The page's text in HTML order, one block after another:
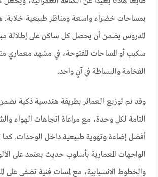
بمساحات خضراء واسعة ومناظر طبيعية خلابة.
المدروس يضمن أن يحصل كل ساكن على إطلالة
سكيب أو المساحات المفتوحة، في مشهد معماري
الفخامة والبساطة في آنٍ واحد.
وقد تم توزيع العمائر بطريقة هندسية ذكية
التامة لكل وحدة، مع مراعاة اتجاهات الهواء
أفضل إضاءة وتهوية طبيعية داخل الوحدات.
الواجهات المعمارية بأسلوب حديث يعتمد على
والخطوط الانسيابية، مع لمسات فنية تضفي على